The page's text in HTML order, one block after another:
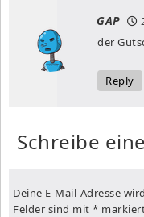
GAP
der
Reply
Schreibe
Deine E-Mail-Adresse
Felder sind mit *